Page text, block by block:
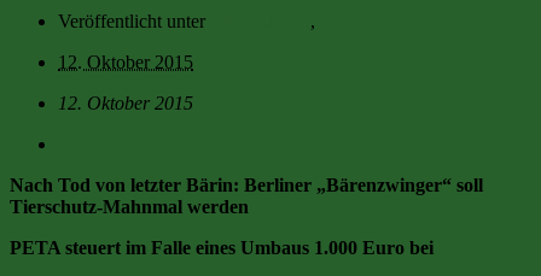
Veröffentlicht unter ,
12. Oktober 2015
12. Oktober 2015
Nach Tod von letzter Bärin: Berliner „Bärenzwinger“ soll
Tierschutz-Mahnmal werden
PETA steuert im Falle eines Umbaus 1.000 Euro bei